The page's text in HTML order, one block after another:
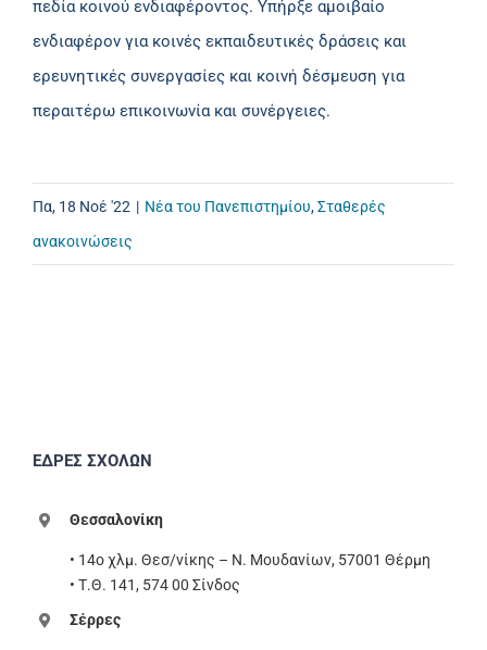
πεδία κοινού ενδιαφέροντος. Υπήρξε αμοιβαίο
ενδιαφέρον για κοινές εκπαιδευτικές δράσεις και
ερευνητικές συνεργασίες και κοινή δέσμευση για
περαιτέρω επικοινωνία και συνέργειες.
Πα, 18 Νοέ '22 | Νέα του Πανεπιστημίου,Σταθερές
ανακοινώσεις
ΕΔΡΕΣ ΣΧΟΛΩΝ
Θεσσαλονίκη
• 14ο χλμ. Θεσ/νίκης – Ν. Μουδανίων, 57001 Θέρμη
• Τ.Θ. 141, 574 00 Σίνδος
Σέρρες